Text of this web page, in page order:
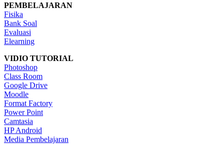
PEMBELAJARAN
Fisika
Bank Soal
Evaluasi
Elearning
VIDIO TUTORIAL
Photoshop
Class Room
Google Drive
Moodle
Format Factory
Power Point
Camtasia
HP Android
Media Pembelajaran